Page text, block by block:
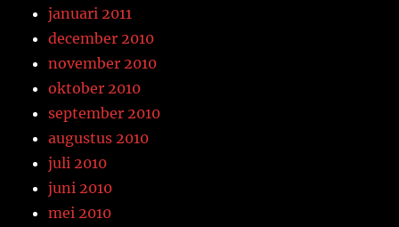
januari 2011
december 2010
november 2010
oktober 2010
september 2010
augustus 2010
juli 2010
juni 2010
mei 2010